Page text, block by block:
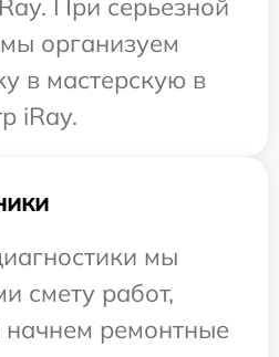
При серьезной
организуем
в мастерскую в
iRay.
мы
смету работ,
ремонтные